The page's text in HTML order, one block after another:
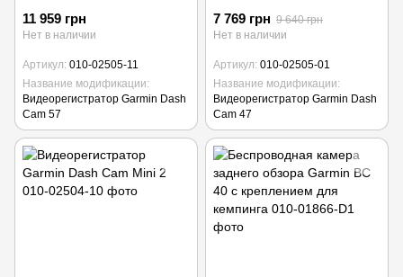
11 959 грн
Нет в наличии
Артикул 010-02505-11
Название модификации
Видеорегистратор Garmin Dash
Cam 57
7 769 грн 9 640 грн
Нет в наличии
Артикул 010-02505-01
Название модификации
Видеорегистратор Garmin Dash
Cam 47